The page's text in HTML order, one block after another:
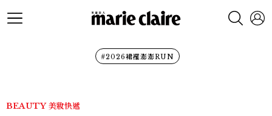
#2026裙襬澎澎RUN
BEAUTY 美妝快遞